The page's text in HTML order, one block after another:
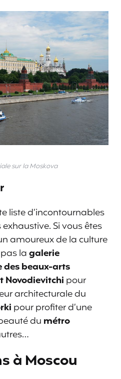
sur la Moskova
liste d’incontournables
Si vous êtes
amoureux de la culture
lagalerie
des beaux-arts
Novodievitchi pour
architecturale du
pour profiter d’une
du métro
à Moscou